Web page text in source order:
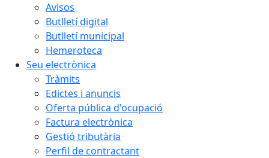
Avisos
Butlletí digital
Butlletí municipal
Hemeroteca
Seu electrònica
Tràmits
Edictes i anuncis
Oferta pública d'ocupació
Factura electrònica
Gestió tributària
Perfil de contractant